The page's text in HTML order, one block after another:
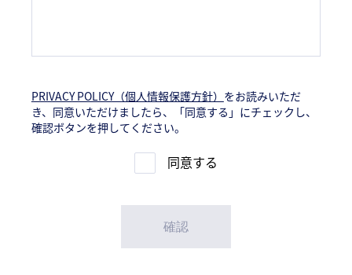
PRIVACY POLICY（個人情報保護方針） をお読みいただ
き、 同意いただけましたら、「同意する」にチェックし、
確認ボタンを押してください。
同意する